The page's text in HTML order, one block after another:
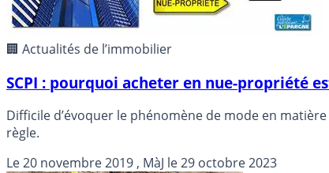
🏢 Actualités de l’immobilier
SCPI : pourquoi acheter en nue-propriété
Difficile d’évoquer le phénomène de mode en
règle.
Le20 novembre 2019, MàJ le29 octobre 2023